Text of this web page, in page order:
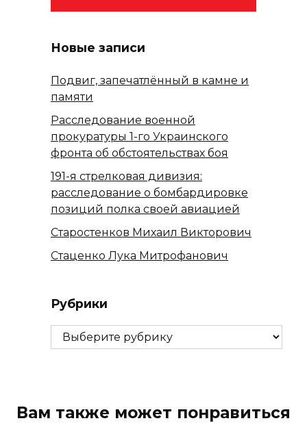
Новые записи
Подвиг, запечатлённый в камне и
памяти
Расследование военной
прокуратуры 1-го Украинского
фронта об обстоятельствах боя
191-я стрелковая дивизия:
расследование о бомбардировке
позиций полка своей авиацией
Старостенков Михаил Викторович
Стаценко Лука Митрофанович
Рубрики
Рубрики
Вам также может понравиться